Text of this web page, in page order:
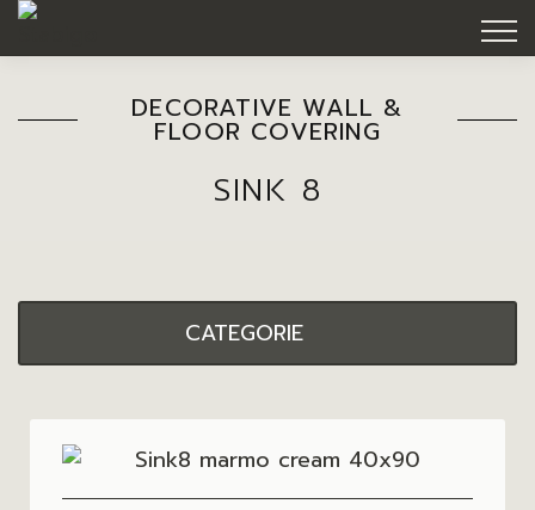
DECORATIVE WALL &
FLOOR COVERING
SINK 8
CATEGORIE